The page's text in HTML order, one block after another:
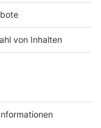
ordnete den
ein und
sollten von
Belastungen
Urteilsspruch.